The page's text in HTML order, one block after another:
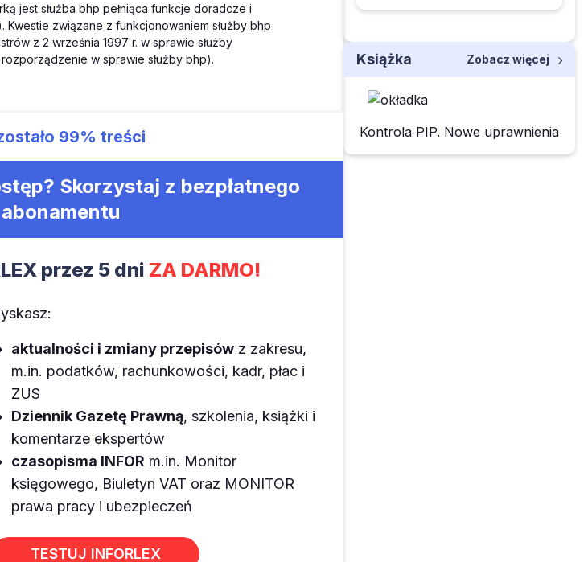
jest służba bhp pełniąca funkcje doradcze i
Kwestie związane z funkcjonowaniem służby bhp
z 2 września 1997 r. w sprawie służby
w sprawie służby bhp).
99% treści
Skorzystaj z bezpłatnego
abonamentu
przez 5 dni ZA DARMO!
aktualności i zmiany przepisówz zakresu,
m.in. podatków, rachunkowości, kadr, płac i
ZUS
Dziennik Gazetę Prawną, szkolenia, książki i
komentarze ekspertów
czasopisma INFOR m.in. Monitor
księgowego, Biuletyn VAT oraz MONITOR
prawa pracy i ubezpieczeń
TESTUJ INFORLEX
Książka Zobacz więcej
Kontrola PIP. Nowe uprawnienia